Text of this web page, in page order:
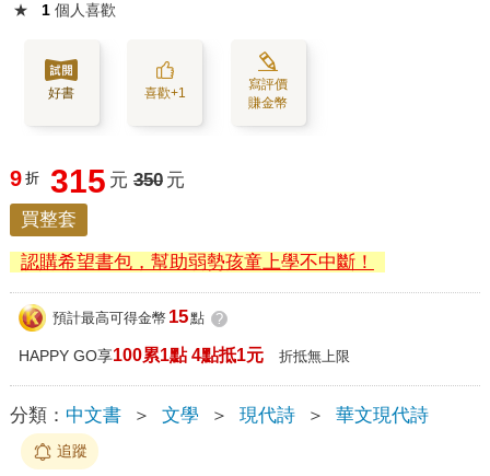
★ 1 個人喜歡
好書 喜歡+1
寫評價
賺金幣
9 折 315 元 350 元
買整套
認購希望書包，幫助弱勢孩童上學不中斷！
預計最高可得金幣 15點 ?
HAPPY GO享100累1點 4點抵1元 折抵無上限
分類： 中文書 ＞ 文學 ＞ 現代詩 ＞ 華文現代詩
追蹤